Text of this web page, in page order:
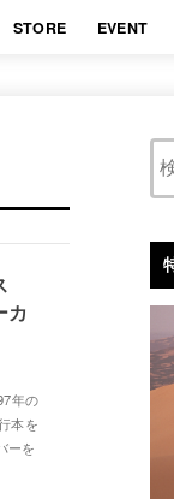
STORE EVENT
カ
年の
本を
ーを